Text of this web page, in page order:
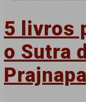
5 livros
o Sutra